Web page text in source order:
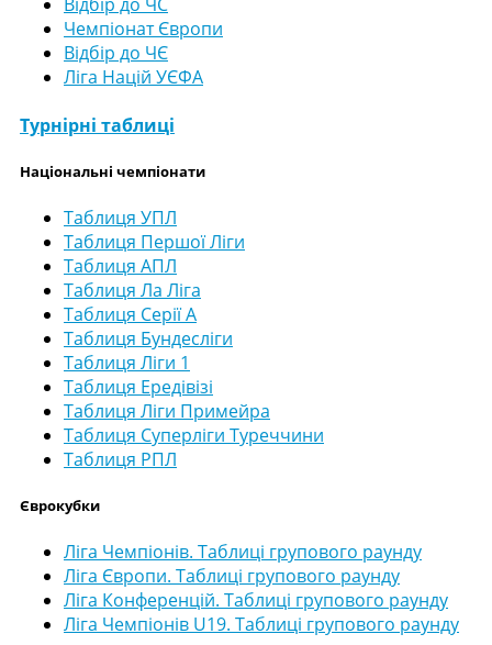
Відбір до ЧС
Чемпіонат Європи
Відбір до ЧЄ
Ліга Націй УЄФА
Турнірні таблиці
Національні чемпіонати
Таблиця УПЛ
Таблиця Першої Ліги
Таблиця АПЛ
Таблиця Ла Ліга
Таблиця Серії А
Таблиця Бундесліги
Таблиця Ліги 1
Таблиця Ередівізі
Таблиця Ліги Примейра
Таблиця Суперліги Туреччини
Таблиця РПЛ
Єврокубки
Ліга Чемпіонів. Таблиці групового раунду
Ліга Європи. Таблиці групового раунду
Ліга Конференцій. Таблиці групового раунду
Ліга Чемпіонів U19. Таблиці групового раунду